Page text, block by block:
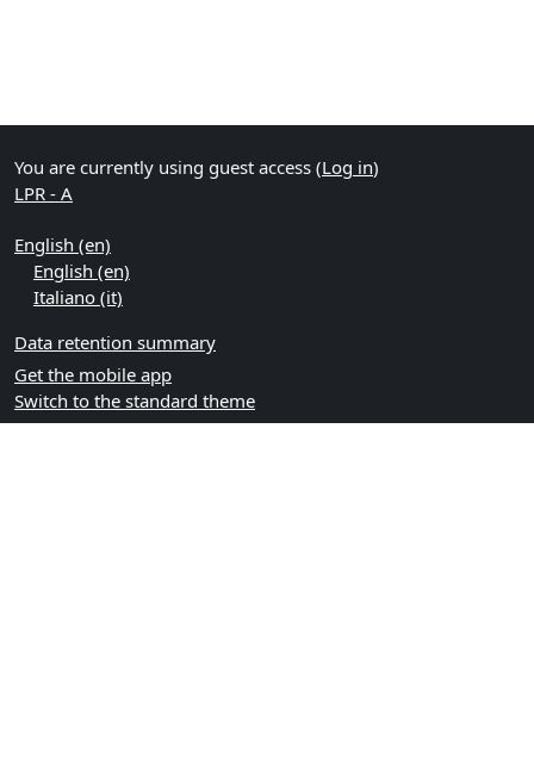
You are currently using guest access (Log in)
LPR - A
English ‎(en)‎
English ‎(en)‎
Italiano ‎(it)‎
Data retention summary
Get the mobile app
Switch to the standard theme